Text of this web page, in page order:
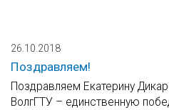
26.10.2018
Поздравляем!
Поздравляем Екатерину
ВолгГТУ – единственную